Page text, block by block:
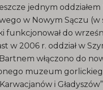
jednym
w Nowym Sączu
funkcjonował do
w 2006 r. oddział w
włączono do
muzeum
i